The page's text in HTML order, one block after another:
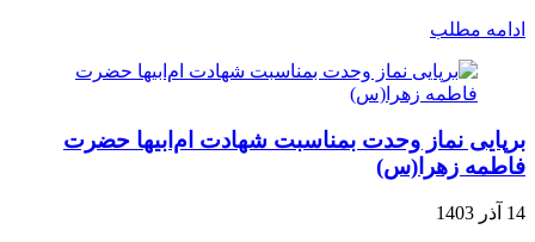
ادامه مطلب
برپایی نماز وحدت بمناسبت شهادت ام‌ابیها حضرت
فاطمه زهرا(س)
14 آذر 1403